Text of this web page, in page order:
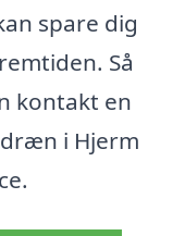
spare dig
Så
kontakt en
i Hjerm